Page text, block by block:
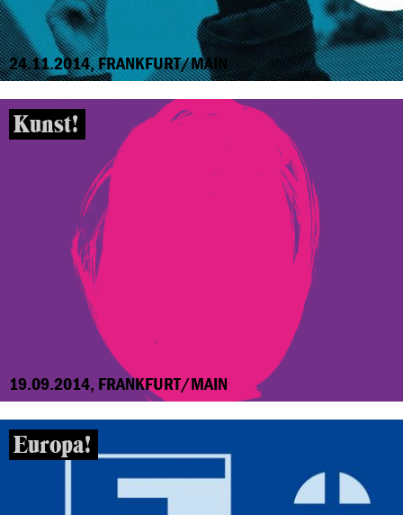
24.11.2014, FRANKFURT/MAIN
Kunst!
19.09.2014, FRANKFURT/MAIN
Europa!